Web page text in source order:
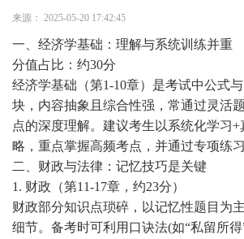
来源： 2025-05-20 17:42:45
一、经济学基础：理解与系统训练并重
分值占比：约30分
经济学基础（第1-10章）是考试中公式
块，内容抽象且综合性强，常通过灵活
点的深度理解。建议考生以系统化学习
略，重点掌握高频考点，并通过专项练习
二、财政与法律：记忆技巧是关键
1. 财政（第11-17章，约23分）
财政部分知识点琐碎，以记忆性题目为
细节。备考时可利用口诀法(如“私留所